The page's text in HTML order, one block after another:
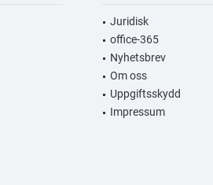
Juridisk
office-365
Nyhetsbrev
Om oss
Uppgiftsskydd
Impressum